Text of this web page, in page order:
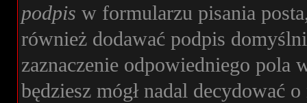
podpis w formularzu pisania
również dodawać podpis
zaznaczenie odpowiedniego
będziesz mógł nadal decydować